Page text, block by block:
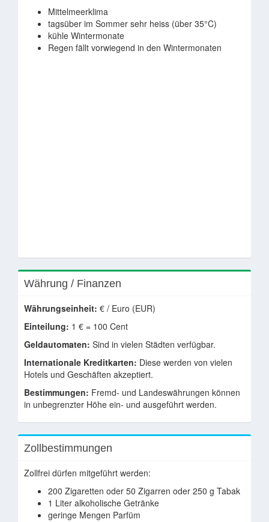
Mittelmeerklima
tagsüber im Sommer sehr heiss (über 35°C)
kühle Wintermonate
Regen fällt vorwiegend in den Wintermonaten
Währung / Finanzen
Währungseinheit: € / Euro (EUR)
Einteilung: 1 € = 100 Cent
Geldautomaten: Sind in vielen Städten verfügbar.
Internationale Kreditkarten: Diese werden von vielen
Hotels und Geschäften akzeptiert.
Bestimmungen: Fremd- und Landeswährungen können
in unbegrenzter Höhe ein- und ausgeführt werden.
Zollbestimmungen
Zollfrei dürfen mitgeführt werden:
200 Zigaretten oder 50 Zigarren oder 250 g Tabak
1 Liter alkoholische Getränke
geringe Mengen Parfüm